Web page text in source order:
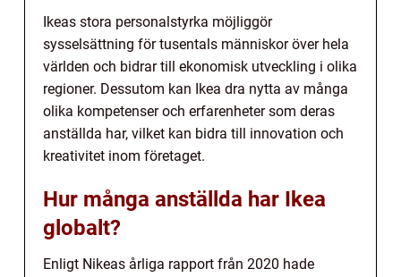
Ikeas stora personalstyrka möjliggör
sysselsättning för tusentals människor över hela
världen och bidrar till ekonomisk utveckling i olika
regioner. Dessutom kan Ikea dra nytta av många
olika kompetenser och erfarenheter som deras
anställda har, vilket kan bidra till innovation och
kreativitet inom företaget.
Hur många anställda har Ikea
globalt?
Enligt Nikeas årliga rapport från 2020 hade